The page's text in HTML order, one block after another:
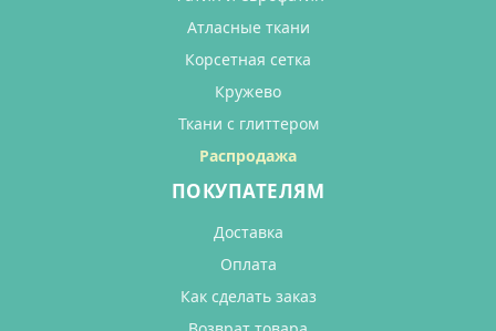
Атласные ткани
Корсетная сетка
Кружево
Ткани с глиттером
Распродажа
ПОКУПАТЕЛЯМ
Доставка
Оплата
Как сделать заказ